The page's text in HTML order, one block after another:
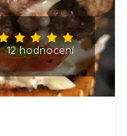
12 hodnocení